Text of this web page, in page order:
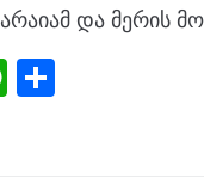
და მერის
W